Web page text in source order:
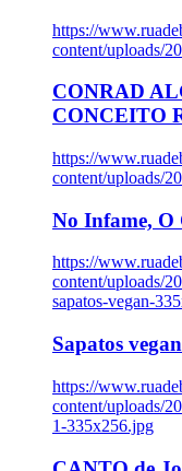
https://
content/uploads/
CONRAD
CONCEITO
https://
content/uploads/
No Infame, O
https://
content/uploads/
sapatos-vegan-
Sapatos
https://
content/uploads/
1-335x256.jpg